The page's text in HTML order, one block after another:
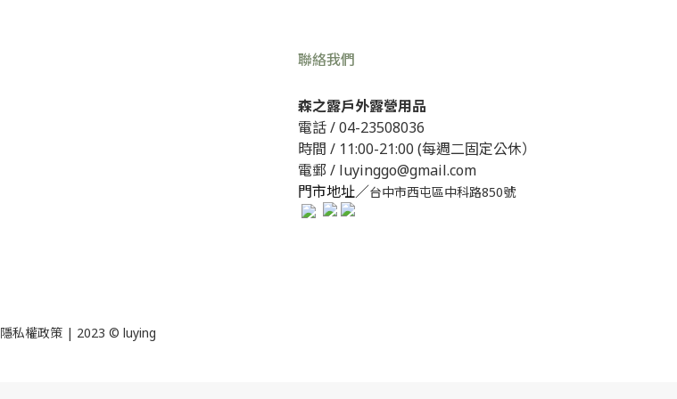
聯絡我們
森之露戶外露營用品
電話 /04-23508036
時間 / 11:00-21:00 (每週二固定公休）
電郵 / luyinggo@gmail.com
門市地址／台中市西屯區中科路850號
隱私權政策| 2023 © luying